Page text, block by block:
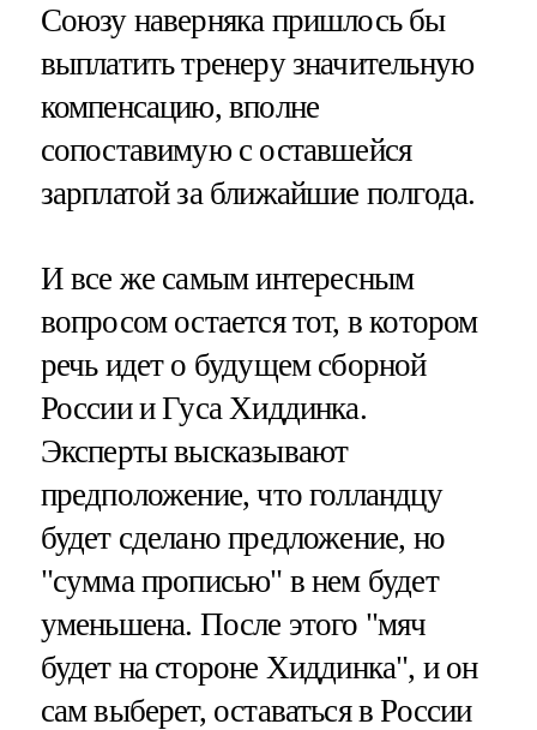
Союзу наверняка пришлось бы
выплатить тренеру значительную
компенсацию, вполне
сопоставимую с оставшейся
зарплатой за ближайшие полгода.
И все же самым интересным
вопросом остается тот, в котором
речь идет о будущем сборной
России и Гуса Хиддинка.
Эксперты высказывают
предположение, что голландцу
будет сделано предложение, но
"сумма прописью" в нем будет
уменьшена. После этого "мяч
будет на стороне Хиддинка", и он
сам выберет, оставаться в России